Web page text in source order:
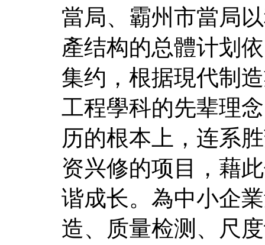
當局、霸州市當局
產结构的总體计划
集约，根据現代制
工程學科的先辈理
历的根本上，连系
资兴修的项目，藉
谐成长。為中小企
造、质量检测、尺